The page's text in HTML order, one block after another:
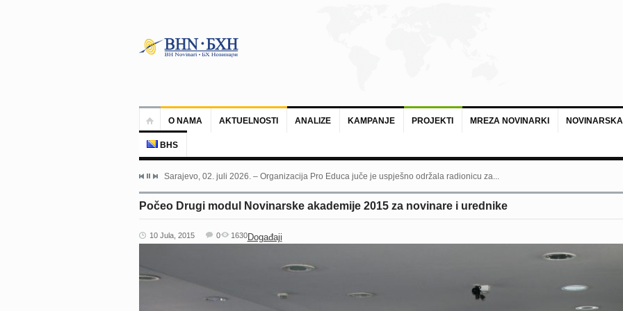
O NAMA AKTUELNOSTI ANALIZE KAMPANJE PROJEKTI MREZA NOVINARKI
BHS
Sarajevo, 02. juli 2026. – Organizacija Pro Educa juče je uspješno održala radionicu za...
Počeo Drugi modul Novinarske akademije 2015 za novinare i urednike
10 Jula, 2015 Događaji
0 1630